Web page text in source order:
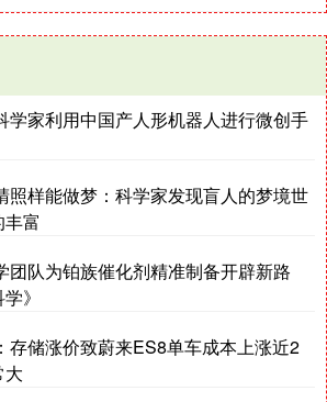
学家利用中国产人形机器人进行微创手
照样能做梦：科学家发现盲人的梦境世
富
团队为铂族催化剂精准制备开辟新路
》
存储涨价致蔚来ES8单车成本上涨近2
大